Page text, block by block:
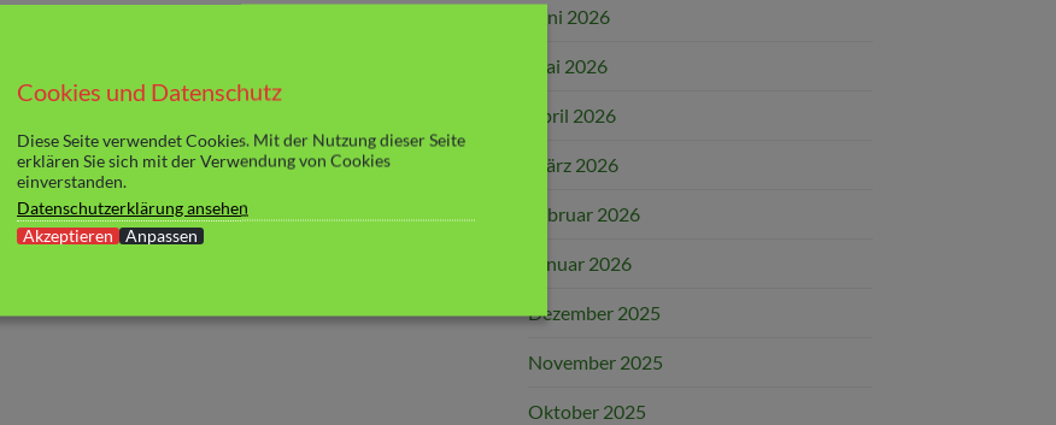
Juni 2026
Mai 2026
April 2026
März 2026
Februar 2026
Januar 2026
Dezember 2025
November 2025
Oktober 2025
Cookies und Datenschutz
Diese Seite verwendet Cookies. Mit der Nutzung dieser Seite
erklären Sie sich mit der Verwendung von Cookies
einverstanden.
Datenschutzerklärung ansehen
Akzeptieren
Anpassen